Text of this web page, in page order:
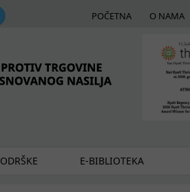
POČETNA O NAMA
E-BIBLIOTEKA